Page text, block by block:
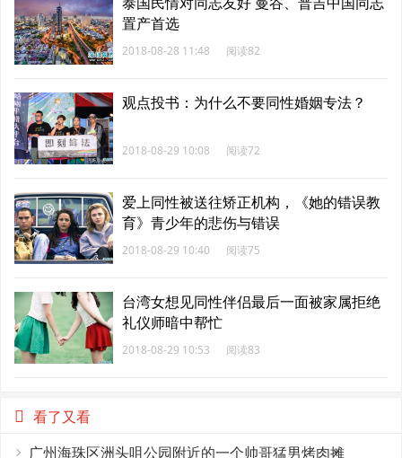
置产首选
2018-08-28 11:48 阅读82
观点投书：为什么不要同性婚姻专法？
2018-08-29 10:08 阅读72
爱上同性被送往矫正机构，《她的错误教
育》青少年的悲伤与错误
2018-08-29 10:40 阅读75
台湾女想见同性伴侣最后一面被家属拒绝
礼仪师暗中帮忙
2018-08-29 10:53 阅读83
看了又看
广州海珠区洲头咀公园附近的一个帅哥猛男烤肉摊